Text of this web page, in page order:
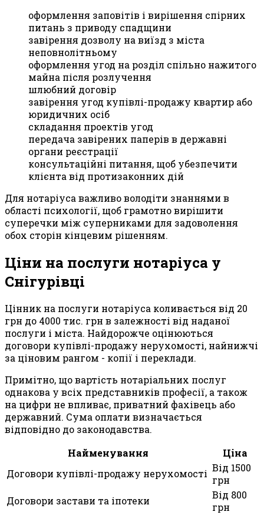
оформлення заповітів і вирішення спірних
питань з приводу спадщини
завірення дозволу на виїзд з міста
неповнолітньому
оформлення угод на розділ спільно нажитого
майна після розлучення
шлюбний договір
завірення угод купівлі-продажу квартир або
юридичних осіб
складання проектів угод
передача завірених паперів в державні
органи реєстрації
консультаційні питання, щоб убезпечити
клієнта від протизаконних дій
Для нотаріуса важливо володіти знаннями в
області психології, щоб грамотно вирішити
суперечки між суперниками для задоволення
обох сторін кінцевим рішенням.
Ціни на послуги нотаріуса у
Снігурівці
Цінник на послуги нотаріуса коливається від 20
грн до 4000 тис. грн в залежності від наданої
послуги і міста. Найдорожче оцінюються
договори купівлі-продажу нерухомості, найнижчі
за ціновим рангом - копії і переклади.
Примітно, що вартість нотаріальних послуг
однакова у всіх представників професії, а також
на цифри не впливає, приватний фахівець або
державний. Сума оплати визначається
відповідно до законодавства.
Найменування
Ціна
Договори купівлі-продажу нерухомості Від 1500
грн
Договори застави та іпотеки
Від 800
грн